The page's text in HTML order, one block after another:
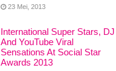
23 Mei, 2013
International Super Stars, DJ
And YouTube Viral
Sensations At Social Star
Awards 2013